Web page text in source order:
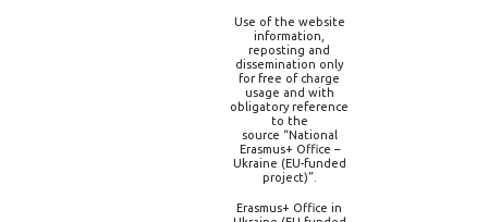
Use of the website
information,
reposting and
dissemination only
for free of charge
usage and with
obligatory reference
to the
source “National
Erasmus+ Office –
Ukraine (EU-funded
project)”.
Erasmus+ Office in